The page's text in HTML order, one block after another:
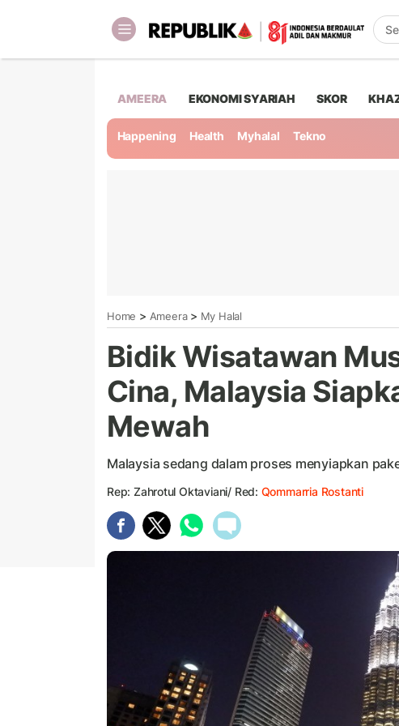
AMEERA EKONOMI SYARIAH SKOR
Happening Health Myhalal Tekno
Home > Ameera> My Halal
Bidik Wisatawan
Cina, Malaysia
Mewah
Malaysia sedang dalam proses menyiapkan
Rep: Zahrotul Oktaviani/ Red: Qommarria Rostanti